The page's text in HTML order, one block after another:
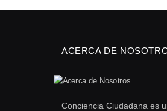
ACERCA DE
Conciencia Ciudadana es